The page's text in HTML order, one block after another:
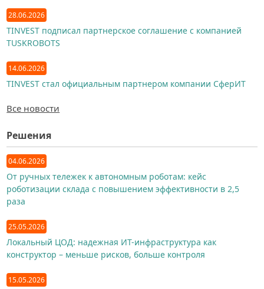
28.06.2026
TINVEST подписал партнерское соглашение с компанией
TUSKROBOTS
14.06.2026
TINVEST стал официальным партнером компании СферИТ
Все новости
Решения
04.06.2026
От ручных тележек к автономным роботам: кейс
роботизации склада с повышением эффективности в 2,5
раза
25.05.2026
Локальный ЦОД: надежная ИТ-инфраструктура как
конструктор – меньше рисков, больше контроля
15.05.2026